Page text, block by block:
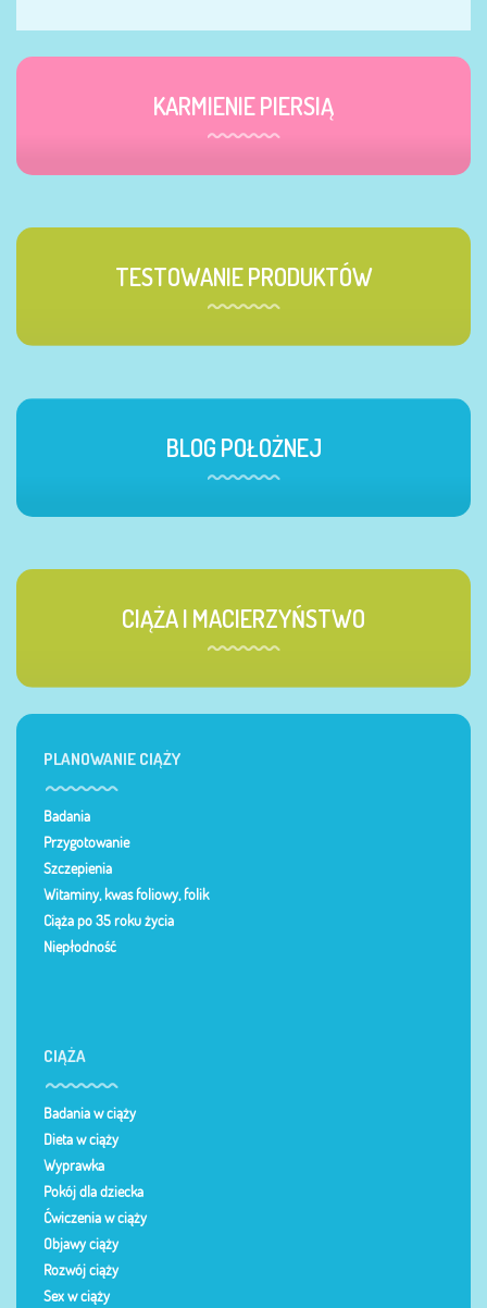
KARMIENIE PIERSIĄ
TESTOWANIE PRODUKTÓW
BLOG POŁOŻNEJ
CIĄŻA I MACIERZYŃSTWO
PLANOWANIE CIĄŻY
Badania
Przygotowanie
Szczepienia
Witaminy, kwas foliowy, folik
Ciąża po 35 roku życia
Niepłodność
CIĄŻA
Badania w ciąży
Dieta w ciąży
Wyprawka
Pokój dla dziecka
Ćwiczenia w ciąży
Objawy ciąży
Rozwój ciąży
Sex w ciąży